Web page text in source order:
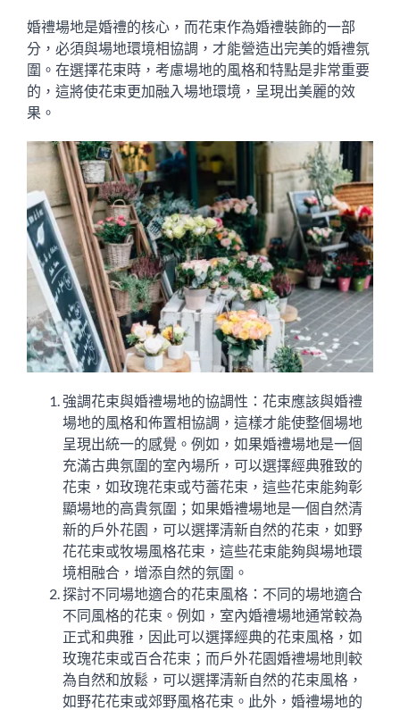
婚禮場地是婚禮的核心，而花束作為婚禮裝飾的一部
分，必須與場地環境相協調，才能營造出完美的婚禮氛
圍。在選擇花束時，考慮場地的風格和特點是非常重要
的，這將使花束更加融入場地環境，呈現出美麗的效
果。
強調花束與婚禮場地的協調性：花束應該與婚禮
場地的風格和佈置相協調，這樣才能使整個場地
呈現出統一的感覺。例如，如果婚禮場地是一個
充滿古典氛圍的室內場所，可以選擇經典雅致的
花束，如玫瑰花束或芍薔花束，這些花束能夠彰
顯場地的高貴氛圍；如果婚禮場地是一個自然清
新的戶外花園，可以選擇清新自然的花束，如野
花花束或牧場風格花束，這些花束能夠與場地環
境相融合，增添自然的氛圍。
探討不同場地適合的花束風格：不同的場地適合
不同風格的花束。例如，室內婚禮場地通常較為
正式和典雅，因此可以選擇經典的花束風格，如
玫瑰花束或百合花束；而戶外花園婚禮場地則較
為自然和放鬆，可以選擇清新自然的花束風格，
如野花花束或郊野風格花束。此外，婚禮場地的